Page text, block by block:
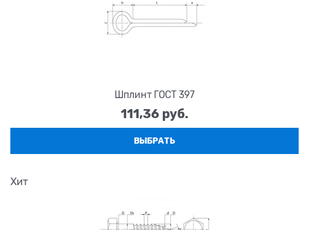
Шплинт ГОСТ 397
111,36 руб.
ВЫБРАТЬ
Хит